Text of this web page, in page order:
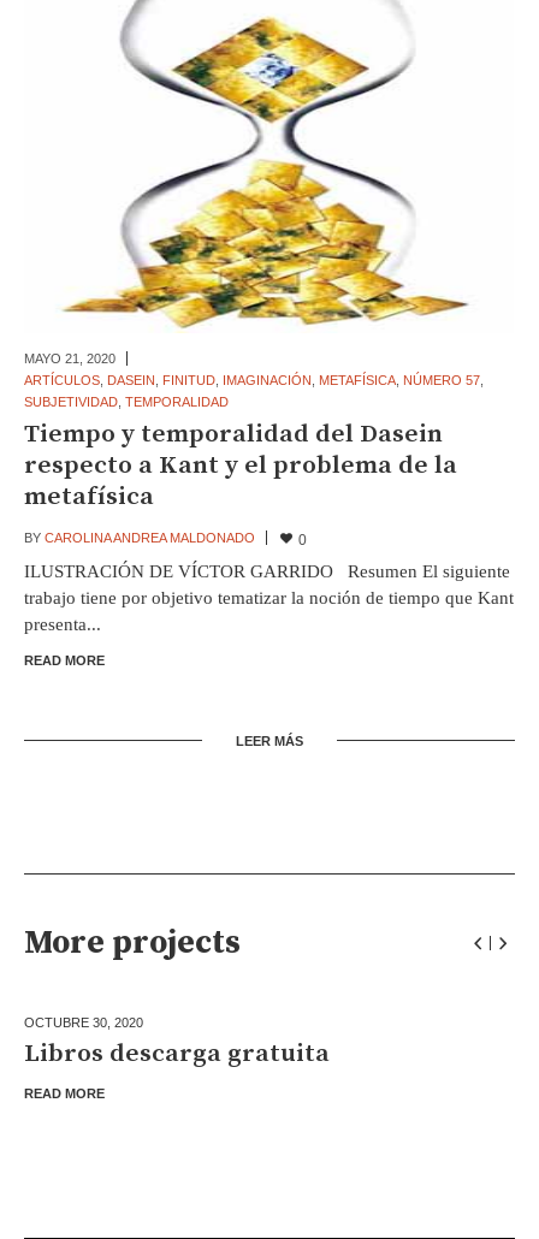
MAYO 21, 2020
ARTÍCULOS, DASEIN FINITUD, IMAGINACIÓN METAFÍSICA, NÚMERO 57,
SUBJETIVIDAD, TEMPORALIDAD
Tiempo y temporalidad del Dasein
respecto a Kant y el problema de la
metafísica
BY CAROLINA ANDREA MALDONADO 0
ILUSTRACIÓN DE VÍCTOR GARRIDO Resumen El siguiente
trabajo tiene por objetivo tematizar la noción de tiempo que Kant
presenta...
READ MORE
LEER MÁS
More projects
OCTUBRE 30, 2020
Libros descarga gratuita
READ MORE